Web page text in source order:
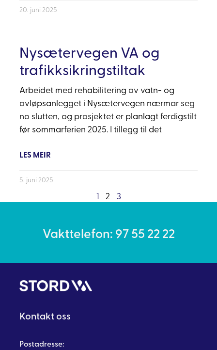
20. juni 2025
Nysætervegen VA og
trafikksikringstiltak
Arbeidet med rehabilitering av vatn- og
avløpsanlegget i Nysætervegen nærmar seg
no slutten, og prosjektet er planlagt ferdigstilt
før sommarferien 2025. I tillegg til det
LES MEIR
5. juni 2025
1 2 3
Vakttelefon: 97 55 22 22
Kontakt oss
Postadresse: